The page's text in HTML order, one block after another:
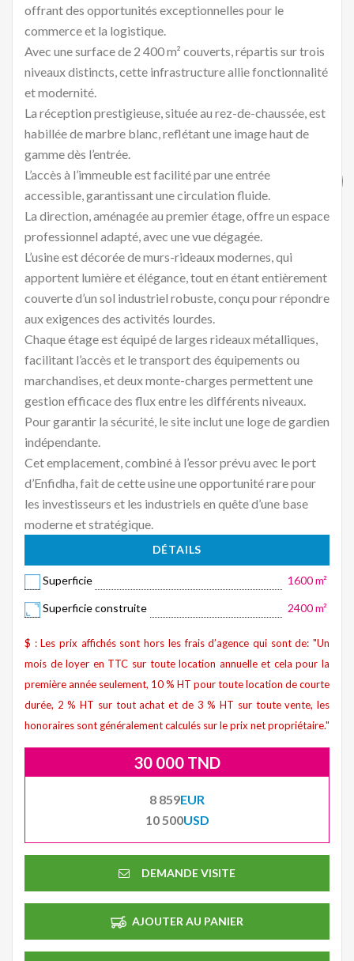
offrant des opportunités exceptionnelles pour le
commerce et la logistique.
Avec une surface de 2 400 m² couverts, répartis sur trois
niveaux distincts, cette infrastructure allie fonctionnalité
et modernité.
La réception prestigieuse, située au rez-de-chaussée, est
habillée de marbre blanc, reflétant une image haut de
gamme dès l’entrée.
L’accès à l’immeuble est facilité par une entrée
accessible, garantissant une circulation fluide.
La direction, aménagée au premier étage, offre un espace
professionnel adapté, avec une vue dégagée.
L’usine est décorée de murs-rideaux modernes, qui
apportent lumière et élégance, tout en étant entièrement
couverte d’un sol industriel robuste, conçu pour répondre
aux exigences des activités lourdes.
Chaque étage est équipé de larges rideaux métalliques,
facilitant l’accès et le transport des équipements ou
marchandises, et deux monte-charges permettent une
gestion efficace des flux entre les différents niveaux.
Pour garantir la sécurité, le site inclut une loge de gardien
indépendante.
Cet emplacement, combiné à l’essor prévu avec le port
d’Enfidha, fait de cette usine une opportunité rare pour
les investisseurs et les industriels en quête d’une base
moderne et stratégique.
DÉTAILS
Superficie 1600 m²
Superficie construite 2400 m²
$ : Les prix affichés sont hors les frais d’agence qui sont de: "Un
mois de loyer en TTC sur toute location annuelle et cela pour la
première année seulement, 10 % HT pour toute location de courte
durée, 2 % HT sur tout achat et de 3 % HT sur toute vente, les
honoraires sont généralement calculés sur le prix net propriétaire."
30 000 TND
8 859EUR
10 500USD
DEMANDE VISITE
AJOUTER AU PANIER